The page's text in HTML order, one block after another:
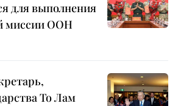
для выполнения
миссии ООН
То Лам